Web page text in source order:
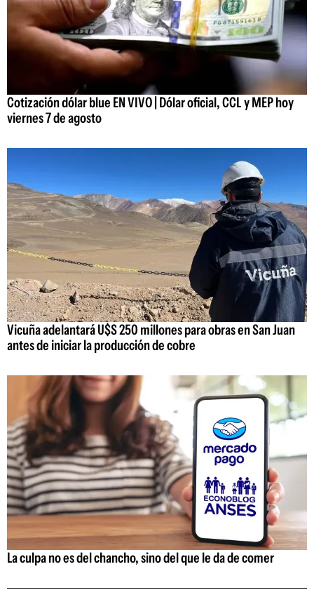
Cotización dólar blue EN VIVO | Dólar oficial, CCL y MEP hoy
viernes 7 de agosto
Vicuña adelantará U$S 250 millones para obras en San Juan
antes de iniciar la producción de cobre
La culpa no es del chancho, sino del que le da de comer